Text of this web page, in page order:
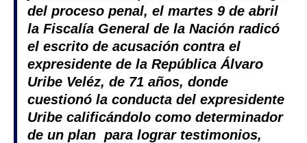
del proceso penal, el martes 9 de abril
la Fiscalía General de la Nación radicó
el escrito de acusación contra el
expresidente de la República Álvaro
Uribe Veléz, de 71 años, donde
cuestionó la conducta del expresidente
Uribe calificándolo como determinador
de un plan para lograr testimonios,